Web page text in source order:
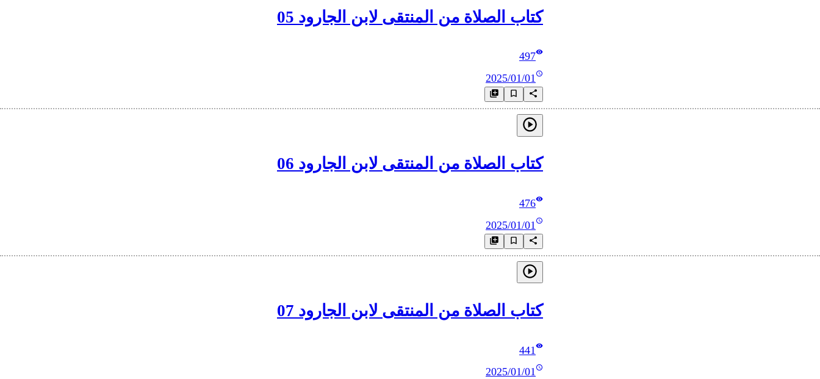
كتاب الصلاة من المنتقى لابن الجارود 05
497
2025/01/01
كتاب الصلاة من المنتقى لابن الجارود 06
476
2025/01/01
كتاب الصلاة من المنتقى لابن الجارود 07
441
2025/01/01